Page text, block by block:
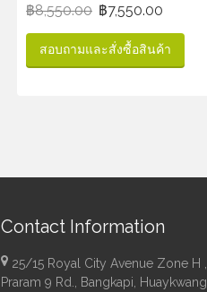
฿8,550.00 ฿7,550.00
สอบถามและสั่งซื้อสินค้า
Contact Information
25/15 Royal City Avenue Zone H ,
Praram 9 Rd., Bangkapi, Huaykwang,